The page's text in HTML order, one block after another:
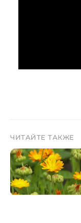
ЧИТАЙТЕ ТАКЖЕ